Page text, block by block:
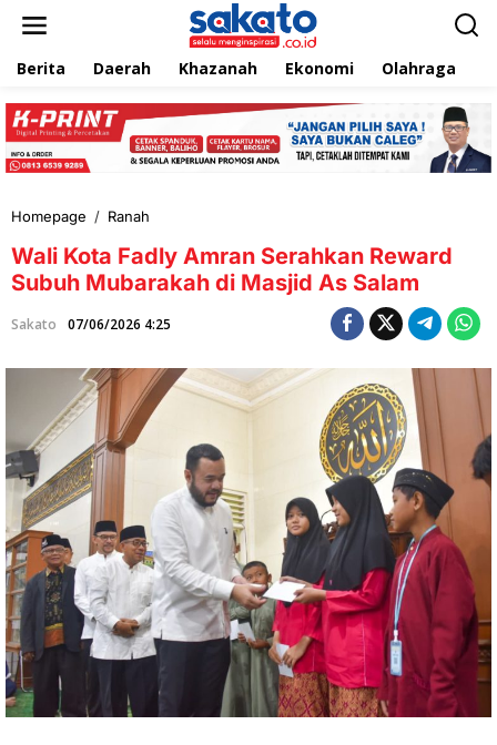
e
k
Berita Daerah Khazanah Ekonomi Olahraga
Homepage / Ranah
l
i
K
o
F
a
d
m
r
a
n
S
e
r
a
h
n
Wali Kota Fadly Amran Serahkan Reward
Subuh Mubarakah di Masjid As Salam
Sakato 07/06/2026 4:25